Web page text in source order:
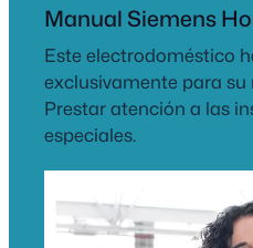
Manual Siemens
Este electrodoméstico
exclusivamente para
Prestar atención a las
especiales.